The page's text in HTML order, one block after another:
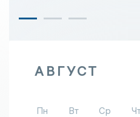
АВГУСТ
Пн Вт Ср